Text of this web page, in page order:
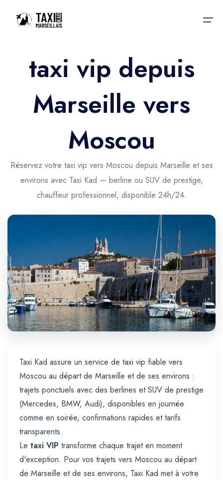
Accueil
Nos services
Nos services
Trajet Gare SNCF
Trajet Port croisière
Trajet Séminaire
Réservation
Actualités & évènements
Contactez-nous
taxi vip depuis
Marseille vers
Moscou
Réservez votre taxi vip vers Moscou depuis Marseille et ses
environs avec Taxi Kad — berline ou SUV de prestige,
chauffeur professionnel, disponible 24h/24.
Taxi Kad assure un service de taxi vip fiable vers
Moscou au départ de Marseille et de ses environs :
trajets ponctuels avec des berlines et SUV de prestige
(Mercedes, BMW, Audi), disponibles en journée
comme en soirée, confirmations rapides et tarifs
transparents.
Le taxi VIP transforme chaque trajet en moment
d'exception. Pour vos trajets vers Moscou au départ
de Marseille et de ses environs, Taxi Kad met à votre